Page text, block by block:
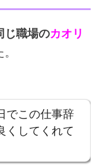
じ職場のカオリ
でこの仕事辞
くしてくれて